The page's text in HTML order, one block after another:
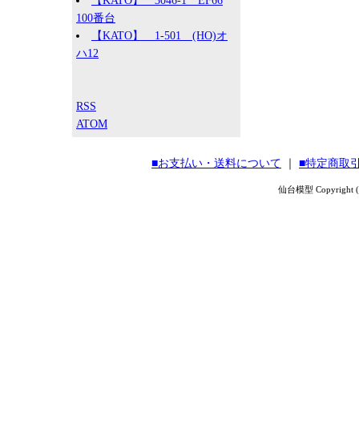
100番台
【KATO】 1-501 (HO)オ
ハ12
RSS
ATOM
■お支払い・送料について ■特定商取
仙台模型 Copyright